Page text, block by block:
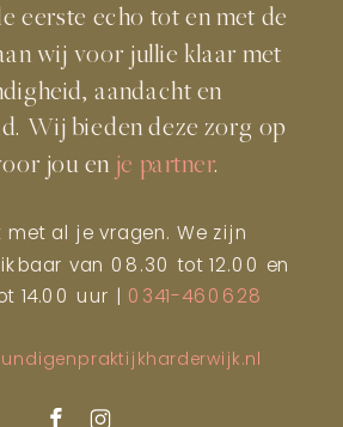
eerste echo tot en met de
wij voor jullie klaar met
aandacht en
Wij bieden deze zorg op
jou en je partner.
met al je vragen. We zijn
van 08.30 tot 12.00 en
14.00 uur | 0341-460628